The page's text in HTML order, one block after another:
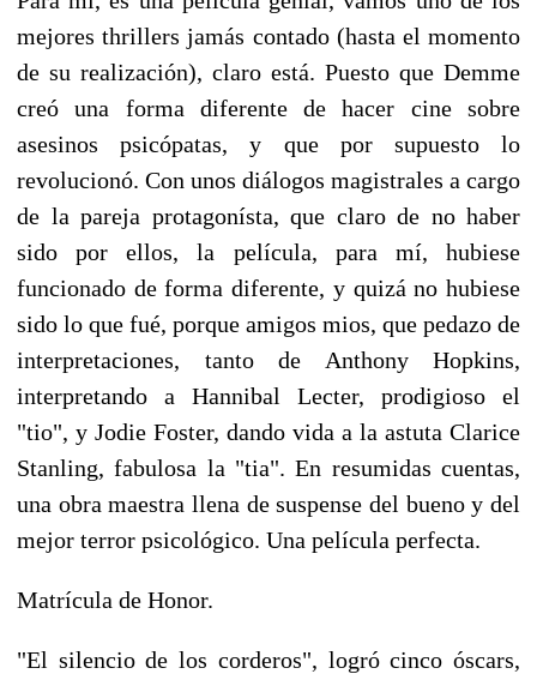
mejores thrillers jamás contado (hasta el momento
de su realización), claro está. Puesto que Demme
creó una forma diferente de hacer cine sobre
asesinos psicópatas, y que por supuesto lo
revolucionó. Con unos diálogos magistrales a cargo
de la pareja protagonísta, que claro de no haber
sido por ellos, la película, para mí, hubiese
funcionado de forma diferente, y quizá no hubiese
sido lo que fué, porque amigos mios, que pedazo de
interpretaciones, tanto de Anthony Hopkins,
interpretando a Hannibal Lecter, prodigioso el
"tio", y Jodie Foster, dando vida a la astuta Clarice
Stanling, fabulosa la "tia". En resumidas cuentas,
una obra maestra llena de suspense del bueno y del
mejor terror psicológico. Una película perfecta.
Matrícula de Honor.
"El silencio de los corderos", logró cinco óscars,